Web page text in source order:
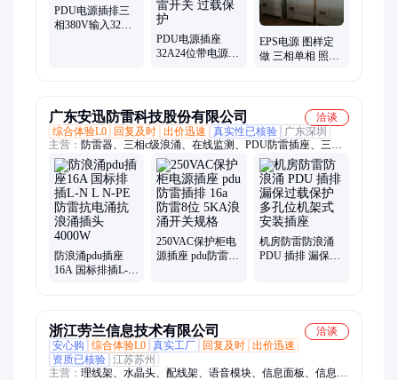
调、大金空调、机房动力环境监控单元
PDU电源插排三
相380V输入32A
PDU电源插座
32A24位带电源指
EPS电源 图样定
做 三相单相 照明
广东安迅防雷科技股份有限公司
洽谈
综合体验L0
回复及时 出价迅速 真实性已核验
广东深圳
主营： 防雷器、三相c级浪涌、在线监测、PDU防雷插座、三合
一避雷器、防雷插座、电源防雷箱、浪涌保护器、后备保护器、
电涌保护器、网络交换机、二合一防雷器、三合一防雷器、三合
一电源保护器、网络二合一防雷器、二合一避雷器、防雷防浪涌
插座、scb后备保护器、控制信号防雷器、天馈避雷器、天馈浪
涌保护器、天馈信号电涌保护器、poe网络防雷器、poe监控防雷
器、二合一电涌保护器
防浪涌pdu插座
16A 国标排插L-N
250VAC保护柜电
源插座 pdu防雷插
机房防雷防浪涌
PDU 插排 漏保过
浙江劳兰信息技术有限公司
洽谈
安心购
综合体验L0 真实工厂 回复及时 出价迅速
资质已核验 江苏苏州
主营： 理线架、水晶头、配线架、语音模块、信息面板、信息模